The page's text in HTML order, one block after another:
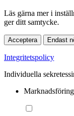
Läs gärna mer i
ger ditt samtycke.
Acceptera Endast
Integritetspolicy
Individuella